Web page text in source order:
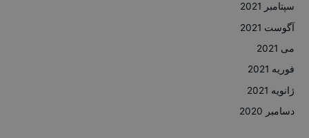
سپتامبر 2021
آگوست 2021
می 2021
فوریه 2021
ژانویه 2021
دسامبر 2020